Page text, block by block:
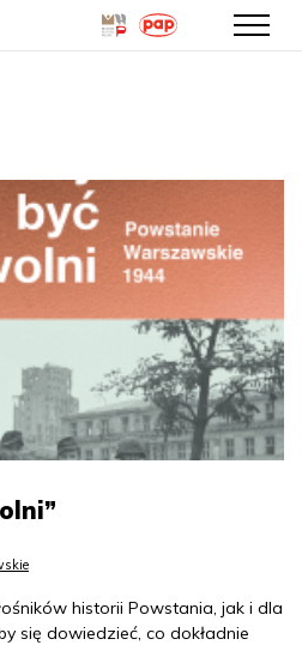
historii Powstania, jak i dla
się dowiedzieć, co dokładnie